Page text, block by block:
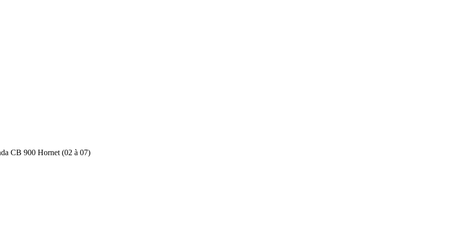
CB 900 Hornet (02 à 07)